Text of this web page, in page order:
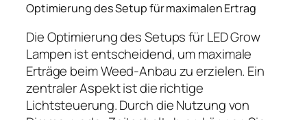
Optimierung des Setup für maximalen Ertrag
Die Optimierung des Setups für LED Grow
Lampen ist entscheidend, um maximale
Erträge beim Weed-Anbau zu erzielen. Ein
zentraler Aspekt ist die richtige
Lichtsteuerung. Durch die Nutzung von